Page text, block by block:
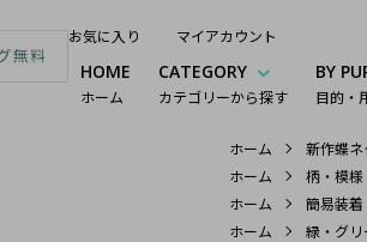
HOME
ホーム
CATEGORY
カテゴリーから探す
BY
目的・
お気に入り マイアカウント
ホーム
新作蝶
ホーム
柄・模様
ホーム
簡易装着
ホーム
緑・グリ